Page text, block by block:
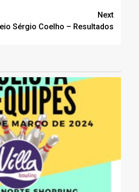
Next
Sérgio Coelho – Resultados